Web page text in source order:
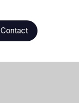
Contact